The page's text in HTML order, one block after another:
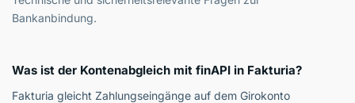
Bankanbindung.
Was ist der Kontenabgleich mit finAPI in Fakturia?
Fakturia gleicht Zahlungseingänge auf dem Girokonto